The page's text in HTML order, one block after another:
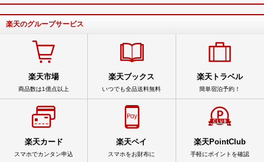
楽天のグループサービス
楽天市場
商品数は1億点以上
楽天ブックス
いつでも全品送料無料
楽天トラベル
簡単宿泊予約！
楽天カード
スマホでカンタン申込
楽天ペイ
スマホをお財布に
楽天PointClub
手軽にポイントを確認